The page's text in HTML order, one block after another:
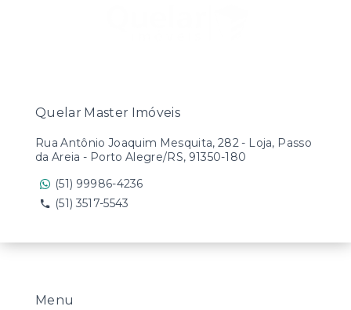
Menu
Quelar Master Imóveis
Rua Antônio Joaquim Mesquita, 282 - Loja, Passo
da Areia - Porto Alegre/RS, 91350-180
(51) 99986-4236
(51) 3517-5543